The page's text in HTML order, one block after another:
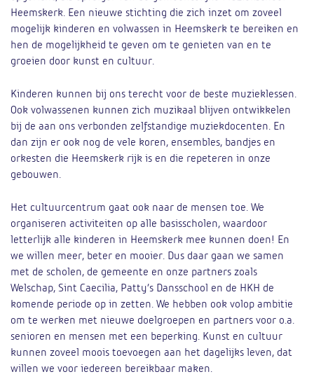
Heemskerk. Een nieuwe stichting die zich inzet om zoveel
mogelijk kinderen en volwassen in Heemskerk te bereiken en
hen de mogelijkheid te geven om te genieten van en te
groeien door kunst en cultuur.
Kinderen kunnen bij ons terecht voor de beste muzieklessen.
Ook volwassenen kunnen zich muzikaal blijven ontwikkelen
bij de aan ons verbonden zelfstandige muziekdocenten. En
dan zijn er ook nog de vele koren, ensembles, bandjes en
orkesten die Heemskerk rijk is en die repeteren in onze
gebouwen.
Het cultuurcentrum gaat ook naar de mensen toe. We
organiseren activiteiten op alle basisscholen, waardoor
letterlijk alle kinderen in Heemskerk mee kunnen doen! En
we willen meer, beter en mooier. Dus daar gaan we samen
met de scholen, de gemeente en onze partners zoals
Welschap, Sint Caecilia, Patty’s Dansschool en de HKH de
komende periode op in zetten. We hebben ook volop ambitie
om te werken met nieuwe doelgroepen en partners voor o.a.
senioren en mensen met een beperking. Kunst en cultuur
kunnen zoveel moois toevoegen aan het dagelijks leven, dat
willen we voor iedereen bereikbaar maken.